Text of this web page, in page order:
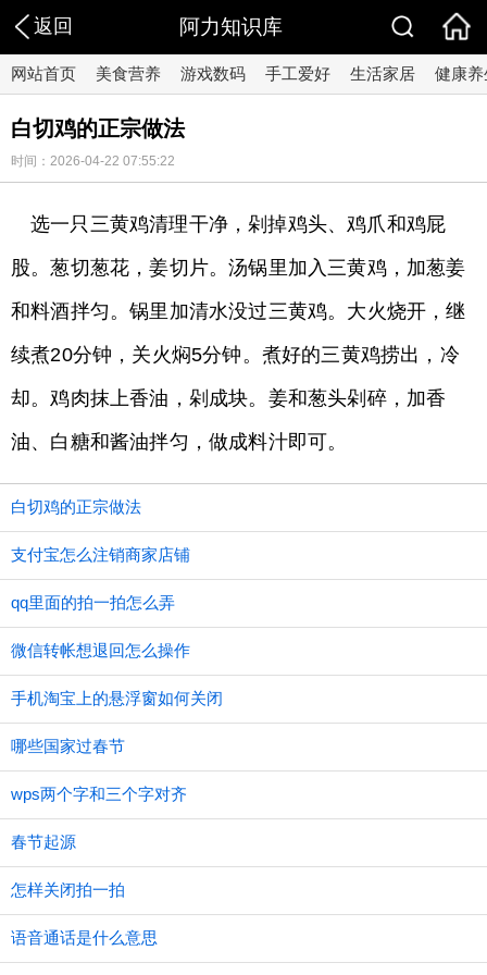
返回 阿力知识库
网站首页 美食营养 游戏数码 手工爱好 生活家居 健康养
白切鸡的正宗做法
时间：2026-04-22 07:55:22
选一只三黄鸡清理干净，剁掉鸡头、鸡爪和鸡屁
股。葱切葱花，姜切片。汤锅里加入三黄鸡，加葱姜
和料酒拌匀。锅里加清水没过三黄鸡。大火烧开，继
续煮20分钟，关火焖5分钟。煮好的三黄鸡捞出，冷
却。鸡肉抹上香油，剁成块。姜和葱头剁碎，加香
油、白糖和酱油拌匀，做成料汁即可。
白切鸡的正宗做法
支付宝怎么注销商家店铺
qq里面的拍一拍怎么弄
微信转帐想退回怎么操作
手机淘宝上的悬浮窗如何关闭
哪些国家过春节
wps两个字和三个字对齐
春节起源
怎样关闭拍一拍
语音通话是什么意思